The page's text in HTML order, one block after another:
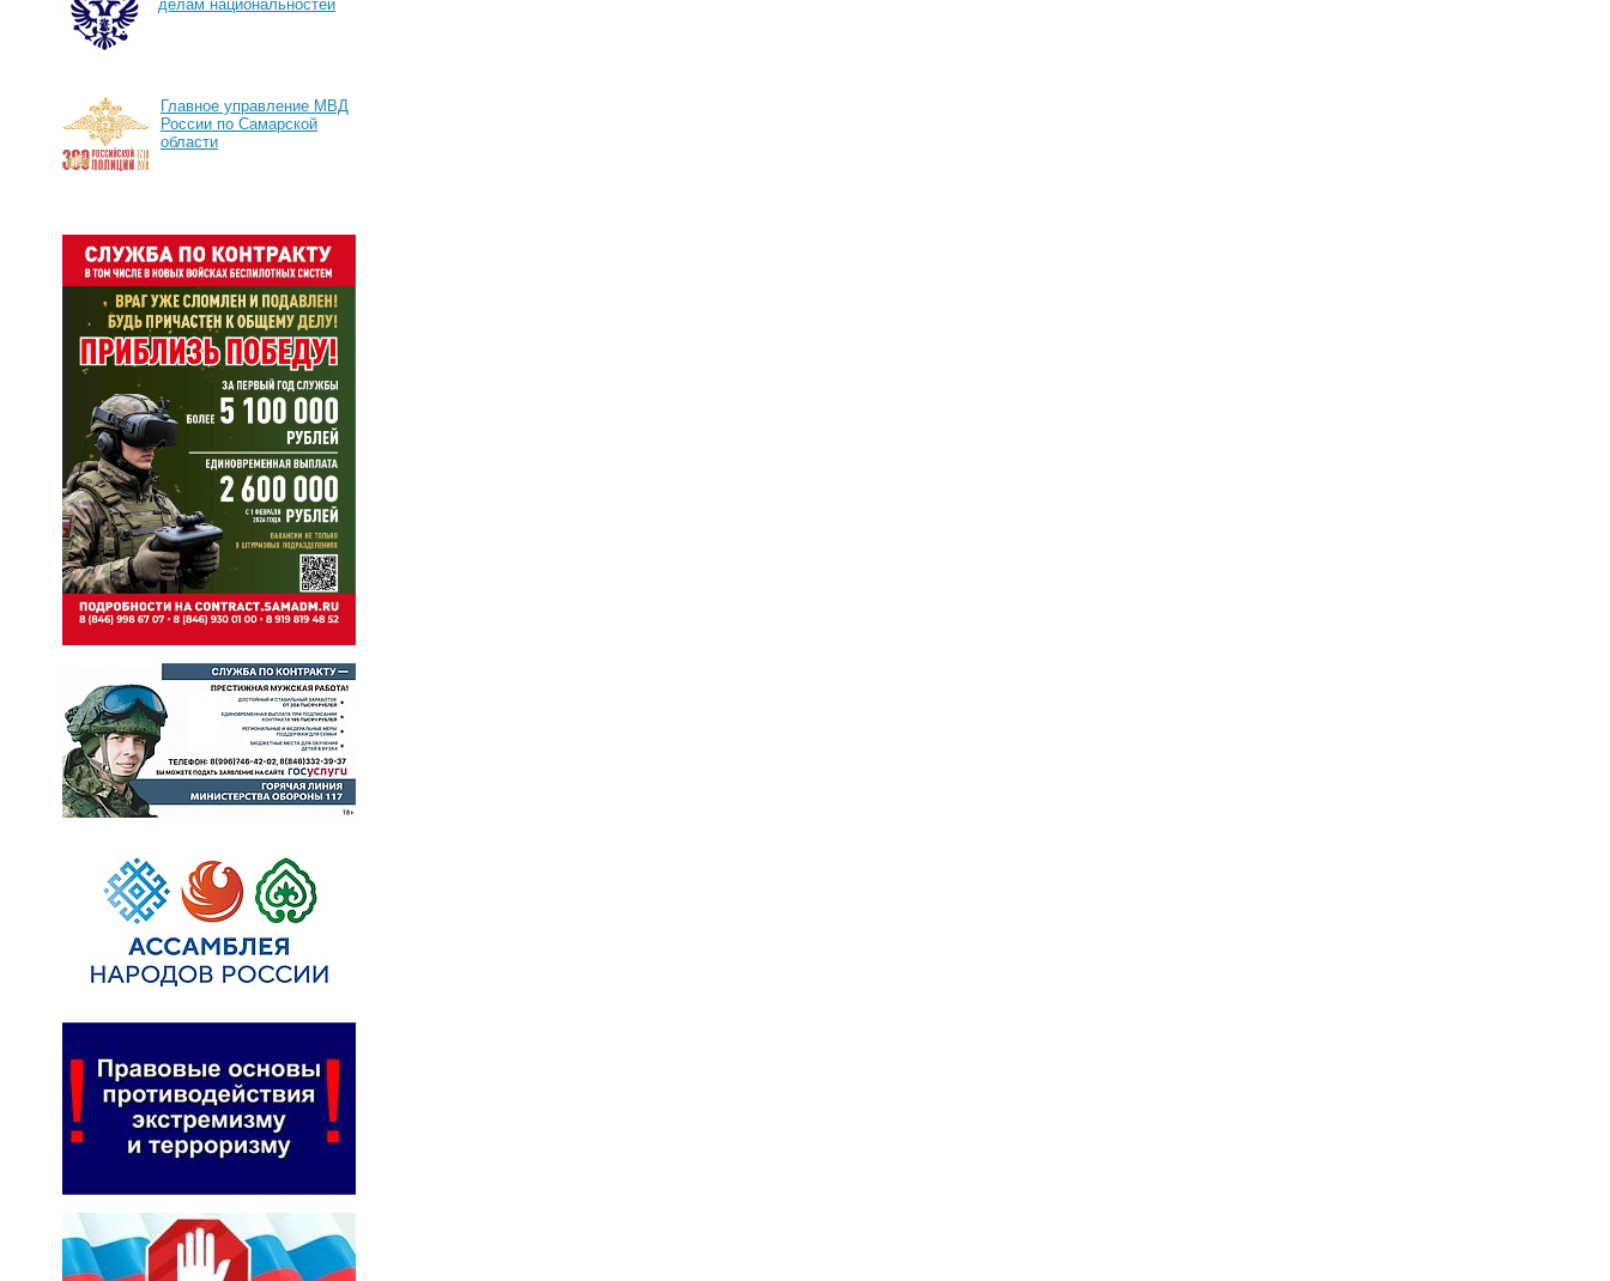
делам национальностей
Главное управление МВД
России по Самарской
области